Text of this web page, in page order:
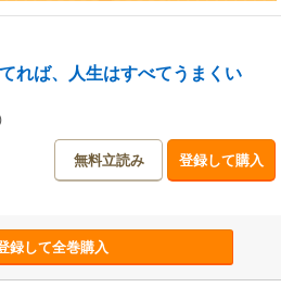
れば、人生はすべてうまくい
無料立読み 登録して購入
録して全巻購入